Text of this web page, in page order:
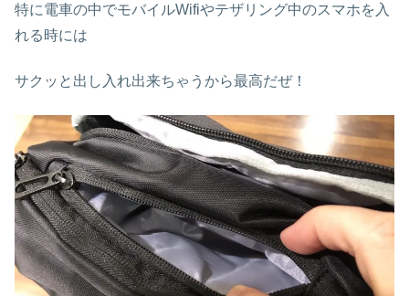
特に電車の中でモバイルWifiやテザリング中のスマホを入
れる時には
サクッと出し入れ出来ちゃうから最高だぜ！